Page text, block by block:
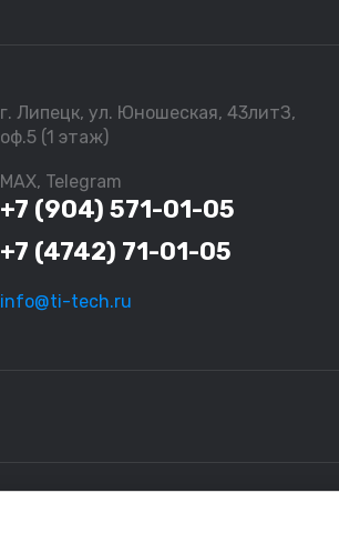
г. Липецк, ул. Юношеская, 43литЗ,
оф.5 (1 этаж)
MAX, Telegram
+7 (904) 571-01-05
+7 (4742) 71-01-05
info@ti-tech.ru